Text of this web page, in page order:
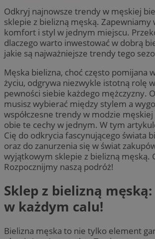
Odkryj najnowsze trendy w męskiej
sklepie z bielizną męską. Zapewniamy
komfort i styl w jednym miejscu.
dlaczego warto inwestować w dobrą
jakie są najważniejsze trendy tego
Męska bielizna, choć często pomijana
życiu, odgrywa niezwykle istotną rolę
pewności siebie każdego mężczyzny.
musisz wybierać między stylem a
współczesne trendy w modzie
obie te cechy w jednym. W tym
Cię do odkrycia fascynującego świata
oraz do zanurzenia się w świat
wyjątkowym sklepie z bielizną męską.
Rozpocznijmy naszą podróż!
Sklep z bielizną
w każdym calu!
Bielizna męska to nie tylko element